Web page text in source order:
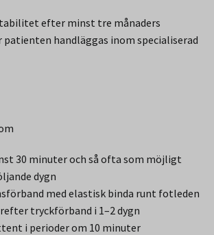
efter minst tre månaders
handläggas inom specialiserad
30 minuter och så ofta som möjligt
dygn
med elastisk binda runt fotleden
tryckförband i 1–2 dygn
i perioder om 10 minuter